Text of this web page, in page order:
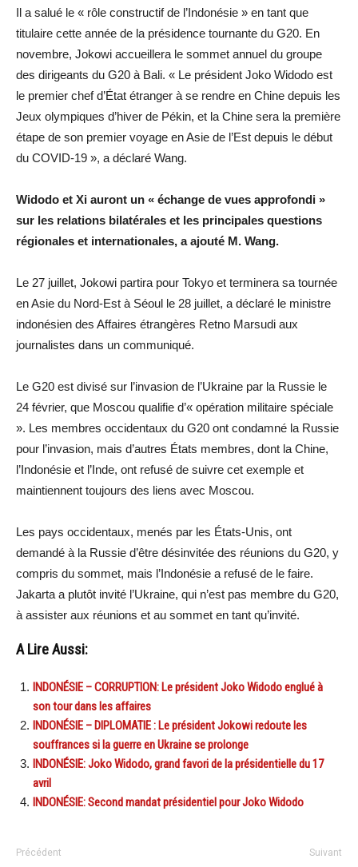
Il a salué le « rôle constructif de l’Indonésie » en tant que
titulaire cette année de la présidence tournante du G20. En
novembre, Jokowi accueillera le sommet annuel du groupe
des dirigeants du G20 à Bali. « Le président Joko Widodo est
le premier chef d’État étranger à se rendre en Chine depuis les
Jeux olympiques d’hiver de Pékin, et la Chine sera la première
étape de son premier voyage en Asie de l’Est depuis le début
du COVID-19 », a déclaré Wang.
Widodo et Xi auront un « échange de vues approfondi »
sur les relations bilatérales et les principales questions
régionales et internationales, a ajouté M. Wang.
Le 27 juillet, Jokowi partira pour Tokyo et terminera sa tournée
en Asie du Nord-Est à Séoul le 28 juillet, a déclaré le ministre
indonésien des Affaires étrangères Retno Marsudi aux
journalistes dans un communiqué.
Le G20 est divisé sur l’invasion de l’Ukraine par la Russie le
24 février, que Moscou qualifie d’« opération militaire spéciale
». Les membres occidentaux du G20 ont condamné la Russie
pour l’invasion, mais d’autres États membres, dont la Chine,
l’Indonésie et l’Inde, ont refusé de suivre cet exemple et
maintiennent toujours des liens avec Moscou.
Les pays occidentaux, menés par les États-Unis, ont
demandé à la Russie d’être désinvitée des réunions du G20, y
compris du sommet, mais l’Indonésie a refusé de le faire.
Jakarta a plutôt invité l’Ukraine, qui n’est pas membre du G20,
à assister aux réunions et au sommet en tant qu’invité.
A Lire Aussi:
INDONÉSIE – CORRUPTION: Le président Joko Widodo englué à
son tour dans les affaires
INDONÉSIE – DIPLOMATIE : Le président Jokowi redoute les
souffrances si la guerre en Ukraine se prolonge
INDONÉSIE: Joko Widodo, grand favori de la présidentielle du 17
avril
INDONÉSIE: Second mandat présidentiel pour Joko Widodo
Précédent Suivant